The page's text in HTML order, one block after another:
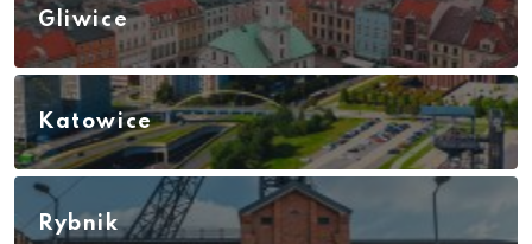
Gliwice
Katowice
Rybnik